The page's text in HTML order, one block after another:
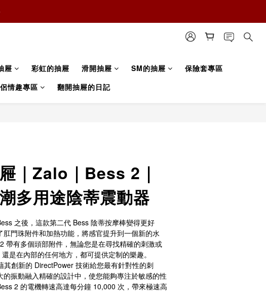
屜 彩虹的抽屜 滑開抽屜 SM的抽屜
保險套專區
情趣專區 翻開抽屜的日記
｜Zalo｜Bess 2｜
多用途陰蒂震動器
之後，這款第二代 Bess 陰蒂按摩棒變得更好
肛門珠附件和加熱功能，將感官提升到一個新的水
帶有多個頭部附件，無論您是在尋找精確的刺激或
是在內部的任何地方，都可提供定制的樂趣。
其創新的 DirectPower 技術給您最有針對性的刺
的振動融入精確的設計中，使您能夠專注於敏感的性
2 的電機轉速高達每分鐘 10,000 次，帶來極速高